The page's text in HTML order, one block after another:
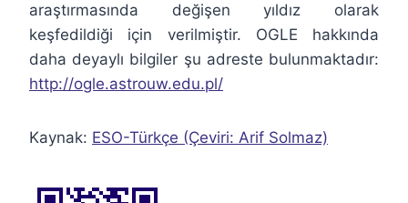
araştırmasında değişen yıldız olarak
keşfedildiği için verilmiştir. OGLE hakkında
daha deyaylı bilgiler şu adreste bulunmaktadır:
http://ogle.astrouw.edu.pl/
Kaynak: ESO-Türkçe (Çeviri: Arif Solmaz)